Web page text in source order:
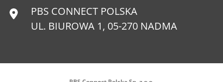
PBS CONNECT POLSKA
UL. BIUROWA 1, 05-270 NADMA